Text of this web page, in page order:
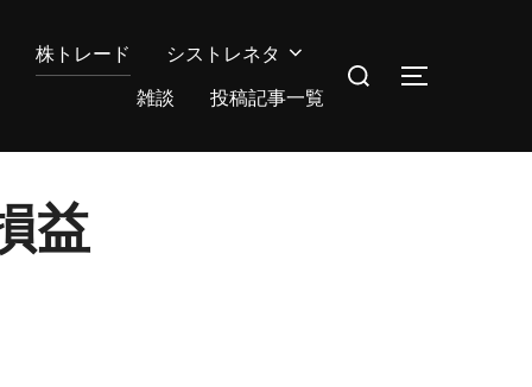
株トレード
シストレネタ
雑談
投稿記事一覧
検
サイドバー
益